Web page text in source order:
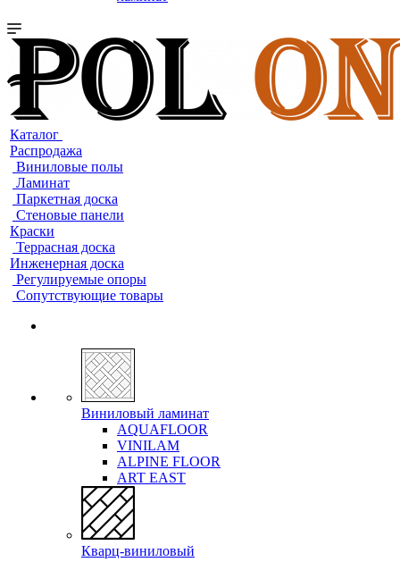
Каталог
Распродажа
Виниловые полы
Ламинат
Паркетная доска
Стеновые панели
Краски
Террасная доска
Инженерная доска
Регулируемые опоры
Сопутствующие товары
Виниловый ламинат
AQUAFLOOR
VINILAM
ALPINE FLOOR
ART EAST
Кварц-виниловый